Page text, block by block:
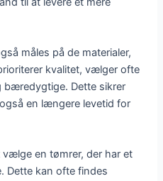
måles på de materialer,
kvalitet, vælger ofte
bæredygtige. Dette sikrer
en længere levetid for
en tømrer, der har et
Dette kan ofte findes